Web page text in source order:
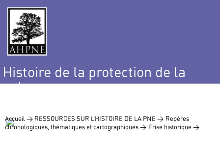
Histoire de la protection de la
nature
Accueil > RESSOURCES SUR L’HISTOIRE DE LA PNE > Repères
chronologiques, thématiques et cartographiques > Frise historique >